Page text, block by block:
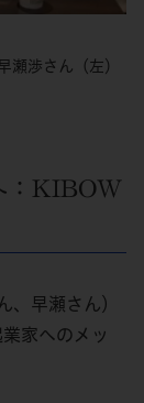
瀬渉さん（左）
：KIBOW
、早瀬さん）
家へのメッ